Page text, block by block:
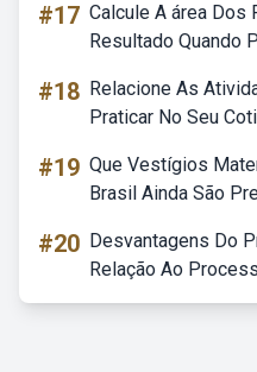
#17 Calcule A área
Resultado Quando
#18 Relacione As
Praticar No Seu
#19 Que Vestígios
Brasil Ainda São
#20 Desvantagens Do
Relação Ao